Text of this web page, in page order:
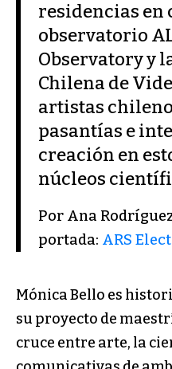
residencias en
observatorio
Observatory y
Chilena de
artistas
pasantías e
creación en
núcleos
Por Ana
portada: ARS
Mónica Bello es
su proyecto de
cruce entre arte, la